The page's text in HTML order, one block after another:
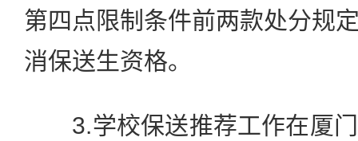
第四点限制条件前两款处分规
消保送生资格。
3.学校保送推荐工作在厦门